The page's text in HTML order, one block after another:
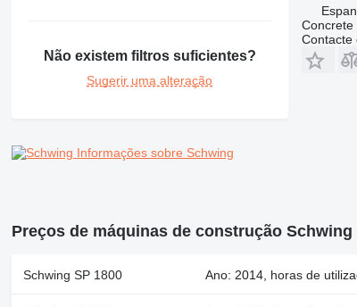
Não existem filtros suficientes?
Sugerir uma alteração
Informações sobre Schwing
Concrete
Contacte
Preços de máquinas de construção Schwing
Schwing SP 1800 Ano: 2014, horas de